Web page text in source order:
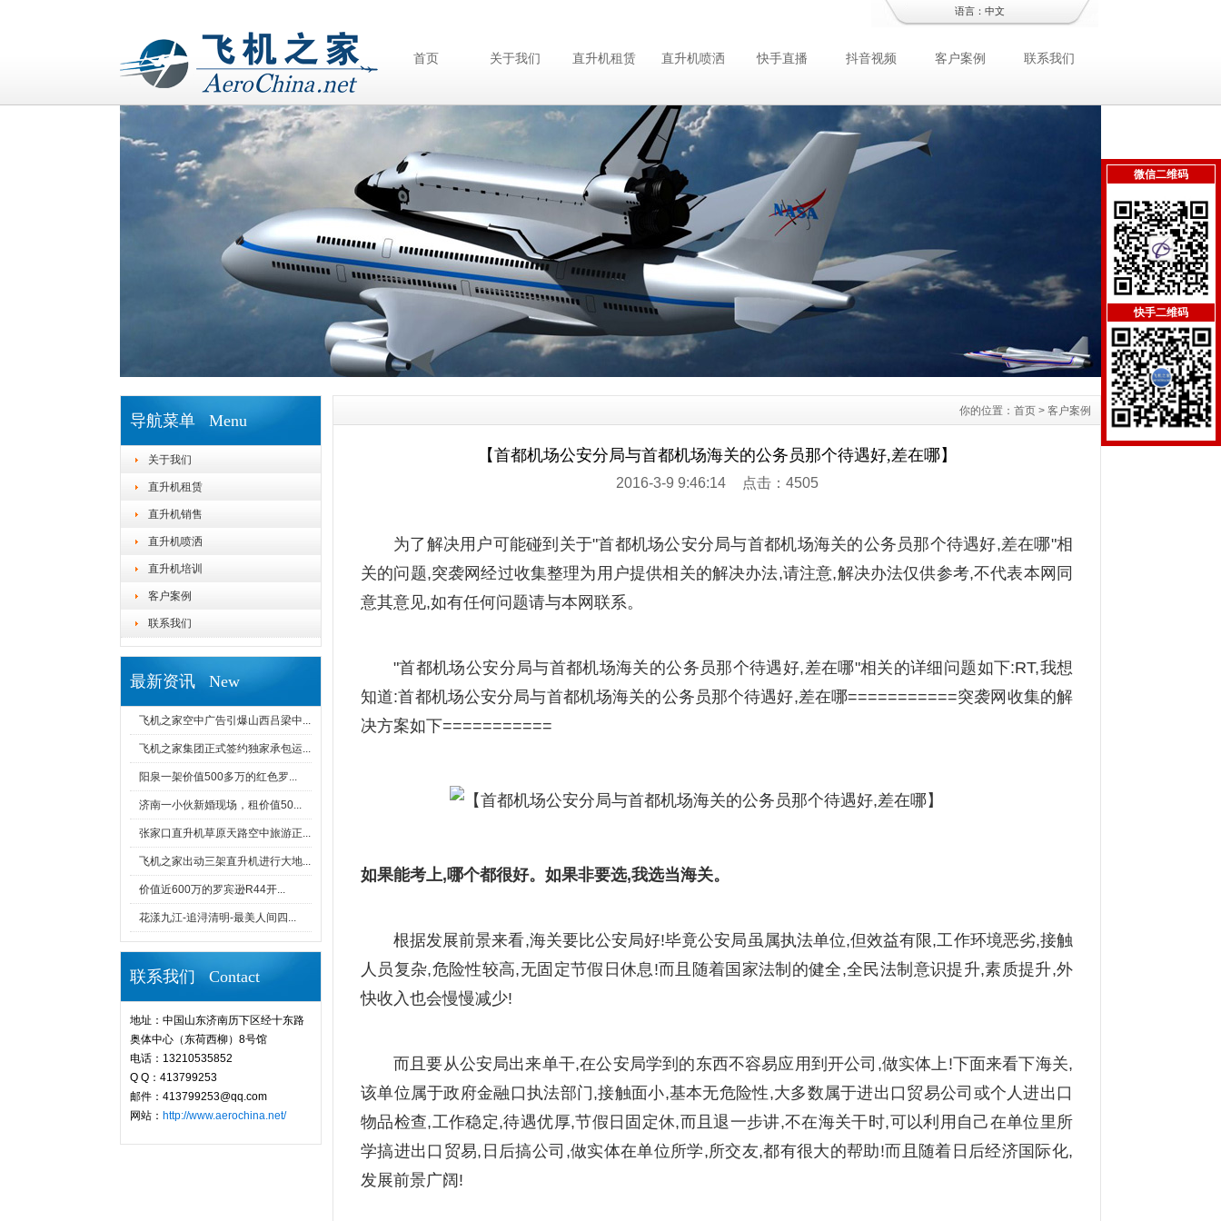
语言： 中文
首页 关于我们 直升机租赁 直升机喷洒 快手直播 抖音视频 客户案例 联系我们
导航菜单 Menu
关于我们
直升机租赁
直升机销售
直升机喷洒
直升机培训
客户案例
联系我们
最新资讯 New
飞机之家空中广告引爆山西吕梁中...
飞机之家集团正式签约独家承包运...
阳泉一架价值500多万的红色罗...
济南一小伙新婚现场，租价值50...
张家口直升机草原天路空中旅游正...
飞机之家出动三架直升机进行大地...
价值近600万的罗宾逊R44开...
花漾九江-追浔清明-最美人间四...
联系我们 Contact
地址：中国山东济南历下区经十东路
奥体中心（东荷西柳）8号馆
电话：13210535852
Q Q：413799253
邮件：413799253@qq.com
网站： http://www.aerochina.net/
你的位置： 首页 > 客户案例
【首都机场公安分局与首都机场海关的公务员那个待遇好,差在哪】
2016-3-9 9:46:14 点击：4505
为了解决用户可能碰到关于"首都机场公安分局与首都机场海关的公务员那个待遇好,差在哪"相
关的问题,突袭网经过收集整理为用户提供相关的解决办法,请注意,解决办法仅供参考,不代表本网同
意其意见,如有任何问题请与本网联系。
"首都机场公安分局与首都机场海关的公务员那个待遇好,差在哪"相关的详细问题如下:RT,我想
知道:首都机场公安分局与首都机场海关的公务员那个待遇好,差在哪===========突袭网收集的解
决方案如下===========
如果能考上,哪个都很好。如果非要选,我选当海关。
根据发展前景来看,海关要比公安局好!毕竟公安局虽属执法单位,但效益有限,工作环境恶劣,接触
人员复杂,危险性较高,无固定节假日休息!而且随着国家法制的健全,全民法制意识提升,素质提升,外
快收入也会慢慢减少!
而且要从公安局出来单干,在公安局学到的东西不容易应用到开公司,做实体上!下面来看下海关,
该单位属于政府金融口执法部门,接触面小,基本无危险性,大多数属于进出口贸易公司或个人进出口
物品检查,工作稳定,待遇优厚,节假日固定休,而且退一步讲,不在海关干时,可以利用自己在单位里所
学搞进出口贸易,日后搞公司,做实体在单位所学,所交友,都有很大的帮助!而且随着日后经济国际化,
发展前景广阔!
微信二维码
快手二维码